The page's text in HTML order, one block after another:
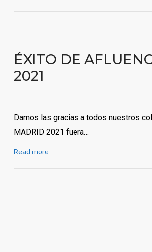
ÉXITO DE
2021
Damos las gracias a todos nuestros
MADRID 2021 fuera…
Read more